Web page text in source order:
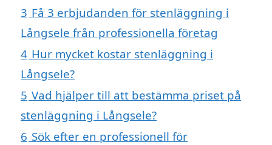
3 Få 3 erbjudanden för stenläggning i
Långsele från professionella företag
4 Hur mycket kostar stenläggning i
Långsele?
5 Vad hjälper till att bestämma priset på
stenläggning i Långsele?
6 Sök efter en professionell för